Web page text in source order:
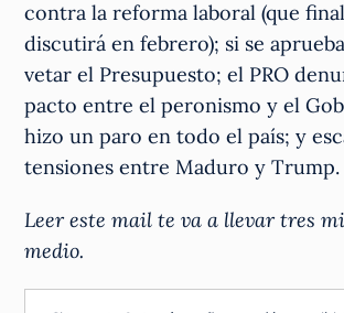
contra la reforma laboral (que
discutirá en febrero); si se
vetar el Presupuesto; el PRO
pacto entre el peronismo y el
hizo un paro en todo el país; y
tensiones entre Maduro y Trump.
Leer este mail te va a llevar tres
medio.